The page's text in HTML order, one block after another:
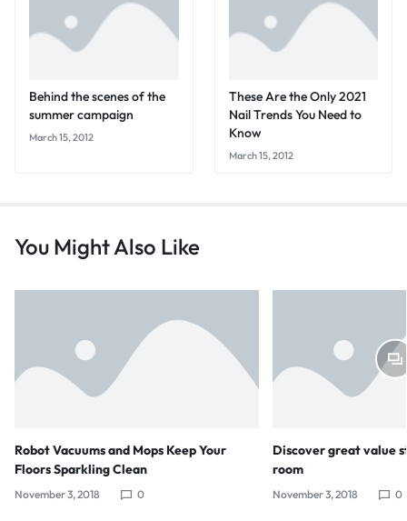
Behind the scenes of the
summer campaign
March 15, 2012
These Are the Only 2021
Nail Trends You Need to
Know
March 15, 2012
You Might Also Like
Robot Vacuums and Mops Keep Your
Floors Sparkling Clean
November 3, 2018 0
Discover great value
room
November 3, 2018 0